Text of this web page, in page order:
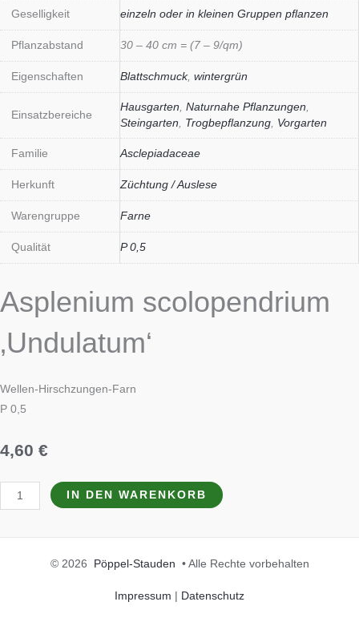
Geselligkeit einzeln oder in kleinen Gruppen pflanzen
Pflanzabstand 30 – 40 cm = (7 – 9/qm)
Eigenschaften Blattschmuck, wintergrün
Einsatzbereiche
Hausgarten Naturnahe Pflanzungen
Steingarten
Trogbepflanzung Vorgarten
Familie Asclepiadaceae
Herkunft Züchtung / Auslese
Warengruppe Farne
Qualität P 0,5
Asplenium scolopendrium
‚Undulatum‘
Wellen-Hirschzungen-Farn
P 0,5
4,60 €
IN DEN WARENKORB
© 2026 Pöppel-Stauden • Alle Rechte vorbehalten
Impressum | Datenschutz